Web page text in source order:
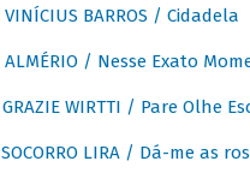
VINÍCIUS BARROS / Cidadela
ALMÉRIO / Nesse Exato
GRAZIE WIRTTI / Pare Olhe
SOCORRO LIRA / Dá-me as